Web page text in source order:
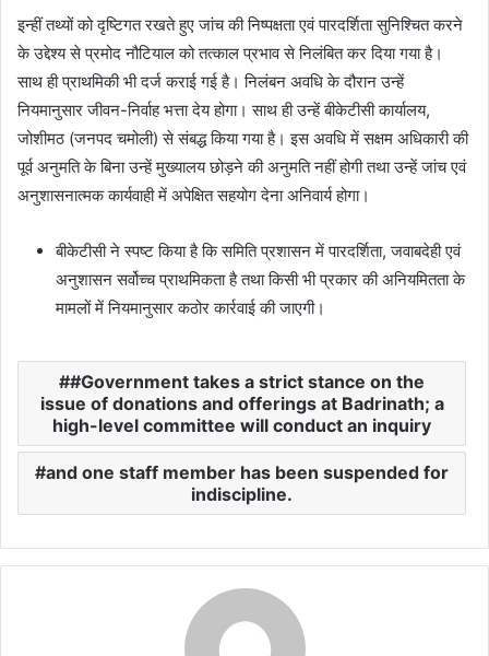
इन्हीं तथ्यों को दृष्टिगत रखते हुए जांच की निष्पक्षता एवं पारदर्शिता सुनिश्चित करने
के उद्देश्य से प्रमोद नौटियाल को तत्काल प्रभाव से निलंबित कर दिया गया है।
साथ ही प्राथमिकी भी दर्ज कराई गई है। निलंबन अवधि के दौरान उन्हें
नियमानुसार जीवन-निर्वाह भत्ता देय होगा। साथ ही उन्हें बीकेटीसी कार्यालय,
जोशीमठ (जनपद चमोली) से संबद्ध किया गया है। इस अवधि में सक्षम अधिकारी की
पूर्व अनुमति के बिना उन्हें मुख्यालय छोड़ने की अनुमति नहीं होगी तथा उन्हें जांच एवं
अनुशासनात्मक कार्यवाही में अपेक्षित सहयोग देना अनिवार्य होगा।
बीकेटीसी ने स्पष्ट किया है कि समिति प्रशासन में पारदर्शिता, जवाबदेही एवं
अनुशासन सर्वोच्च प्राथमिकता है तथा किसी भी प्रकार की अनियमितता के
मामलों में नियमानुसार कठोर कार्रवाई की जाएगी।
#Government takes a strict stance on the
issue of donations and offerings at Badrinath; a
high-level committee will conduct an inquiry
and one staff member has been suspended for
indiscipline.